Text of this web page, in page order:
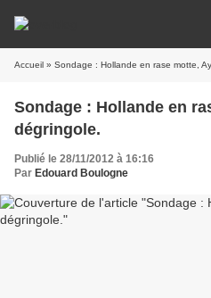
Accueil » Sondage : Hollande en rase motte,
Sondage : Hollande en
dégringole.
Publié le 28/11/2012 à 16:16
Par Edouard Boulogne